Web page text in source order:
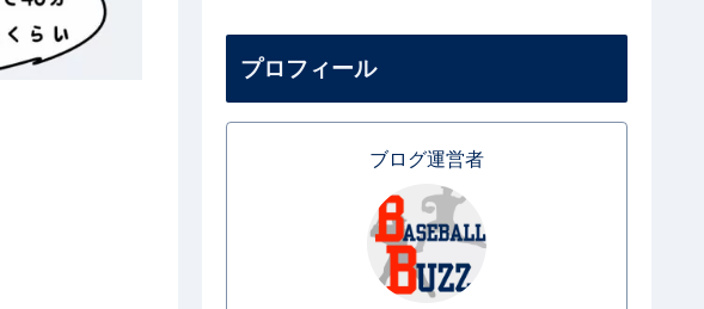
プロフィール
ブログ運営者